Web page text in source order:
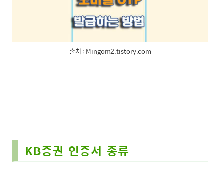
출처 : Mingom2.tistory.com
KB증권 인증서 종류